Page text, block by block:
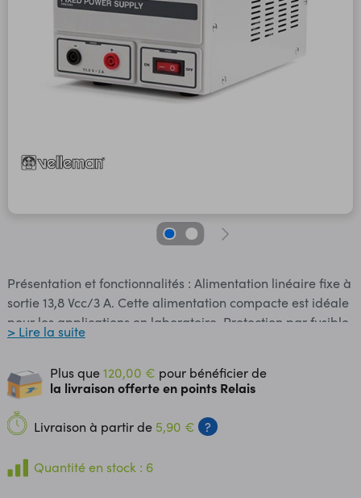
Présentation et fonctionnalités : Alimentation linéaire fixe à
sortie 13,8 Vcc/3 A. Cette alimentation compacte est idéale
pour les applications en laboratoire. Protection par fusible.
Protection contre les courts-circuits. Limitation de courant.
Contenu : - 1 x alimentation de laboratoire 13,8 Vcc/3 A - 1
x cordon d'alimentation secteur Remarque : Livrée sans
cordons de connexion. Caractéristiques : ​Tension d’entrée :
230 Vac Tension de sortie : 13.8 Vcc régulée Courant de
sortie : 3 A Ondulation : 100 mV Interrupteur marche-arrêt
Dimensions : 110 x 190 x 80 mm Poids : 1,9 kg Référence
> Lire la suite
Plus que120,00 € pour bénéficier de
la livraison offerte en points Relais
Livraison à partir de 5,90 € ?
Quantité en stock : 6